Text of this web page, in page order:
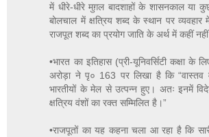
में धीरे-धीरे मुग़ल बादशाहों के शासनकाल या
बोलचाल में क्षत्रिय शब्द के स्थान पर
राजपूत शब्द का प्रयोग जाति के अर्थ में कहीं
•भारत का इतिहास (प्री-यूनिवर्सिटी कक्षा के
अरोड़ा ने पृ० 163 पर लिखा है कि “वास्तव
भारतीयों के मेल से उत्पन्न हुए। अतः इनमें
क्षत्रिय वंशों का रक्त सम्मिलित है।”
•राजपूतों का यह कहना चला आ रहा है कि